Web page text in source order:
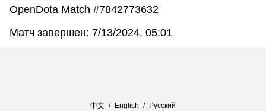
OpenDota Match #7842773632
Матч завершен: 7/13/2024, 05:01
中文 / English / Русский